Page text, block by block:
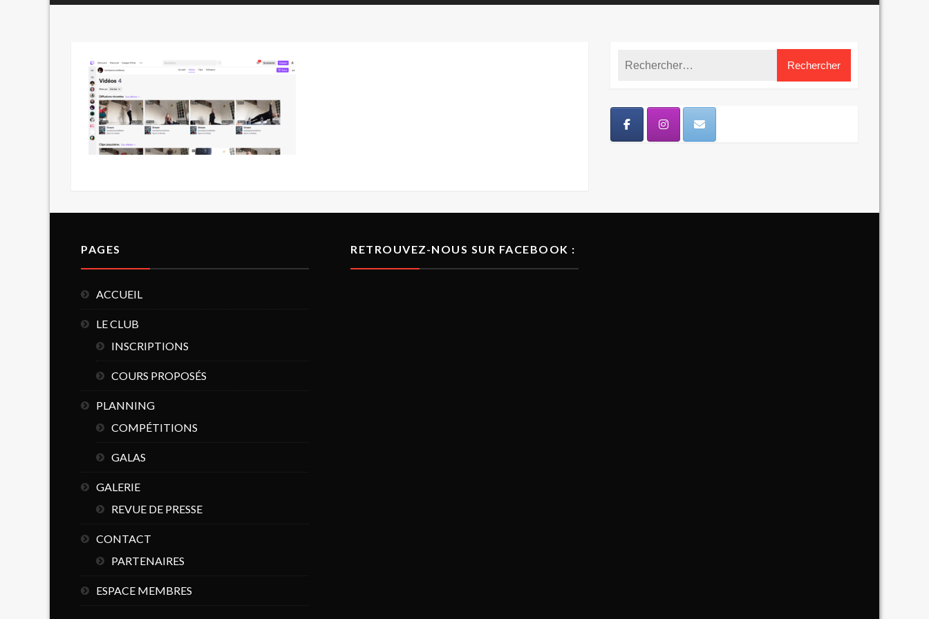
PAGES
ACCUEIL
LE CLUB
INSCRIPTIONS
COURS PROPOSÉS
PLANNING
COMPÉTITIONS
GALAS
GALERIE
REVUE DE PRESSE
CONTACT
PARTENAIRES
ESPACE MEMBRES
RETROUVEZ-NOUS SUR FACEBOOK :